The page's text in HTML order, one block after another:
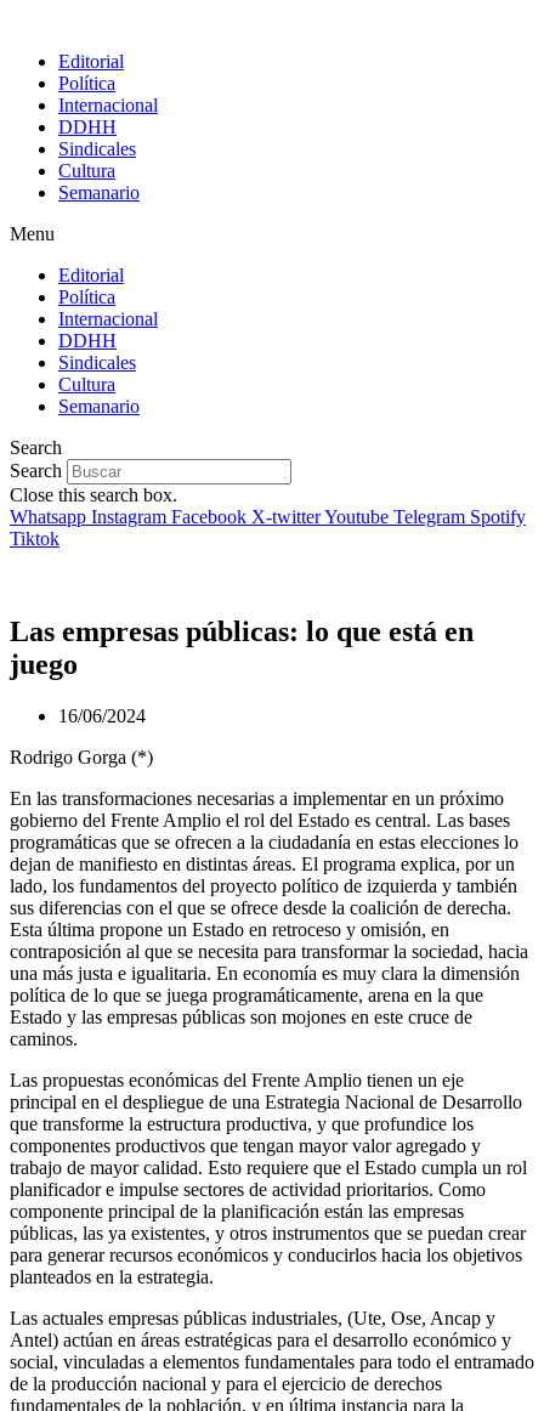
Editorial
Política
Internacional
DDHH
Sindicales
Cultura
Semanario
Menu
Editorial
Política
Internacional
DDHH
Sindicales
Cultura
Semanario
Search
Search
Close this search box.
Whatsapp Instagram Facebook X-twitterYoutube Telegram Spotify
Tiktok
Las empresas públicas: lo que está en
juego
16/06/2024
Rodrigo Gorga (*)
En las transformaciones necesarias a implementar en un próximo
gobierno del Frente Amplio el rol del Estado es central. Las bases
programáticas que se ofrecen a la ciudadanía en estas elecciones lo
dejan de manifiesto en distintas áreas. El programa explica, por un
lado, los fundamentos del proyecto político de izquierda y también
sus diferencias con el que se ofrece desde la coalición de derecha.
Esta última propone un Estado en retroceso y omisión, en
contraposición al que se necesita para transformar la sociedad, hacia
una más justa e igualitaria. En economía es muy clara la dimensión
política de lo que se juega programáticamente, arena en la que
Estado y las empresas públicas son mojones en este cruce de
caminos.
Las propuestas económicas del Frente Amplio tienen un eje
principal en el despliegue de una Estrategia Nacional de Desarrollo
que transforme la estructura productiva, y que profundice los
componentes productivos que tengan mayor valor agregado y
trabajo de mayor calidad. Esto requiere que el Estado cumpla un rol
planificador e impulse sectores de actividad prioritarios. Como
componente principal de la planificación están las empresas
públicas, las ya existentes, y otros instrumentos que se puedan crear
para generar recursos económicos y conducirlos hacia los objetivos
planteados en la estrategia.
Las actuales empresas públicas industriales, (Ute, Ose, Ancap y
Antel) actúan en áreas estratégicas para el desarrollo económico y
social, vinculadas a elementos fundamentales para todo el entramado
de la producción nacional y para el ejercicio de derechos
fundamentales de la población, y en última instancia para la